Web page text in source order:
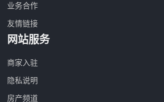
业务合作
友情链接
网站服务
商家入驻
隐私说明
房产频道